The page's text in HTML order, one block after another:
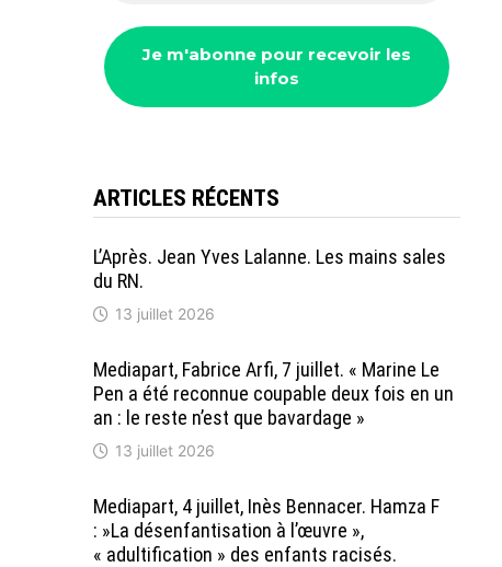
ARTICLES RÉCENTS
L’Après. Jean Yves Lalanne. Les mains sales
du RN.
13 juillet 2026
Mediapart, Fabrice Arfi, 7 juillet. « Marine Le
Pen a été reconnue coupable deux fois en un
an : le reste n’est que bavardage »
13 juillet 2026
Mediapart, 4 juillet, Inès Bennacer. Hamza F
: »La désenfantisation à l’œuvre »,
« adultification » des enfants racisés.